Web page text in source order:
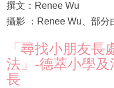
撰文：Renee Wu
攝影 ：Renee Wu、部分
「尋找小朋友
法」-德萃小學
長